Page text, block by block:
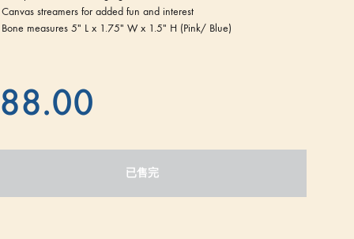
Canvas streamers for added fun and interest
Bone measures 5″ L x 1.75″ W x 1.5″ H (Pink/ Blue)
已售完